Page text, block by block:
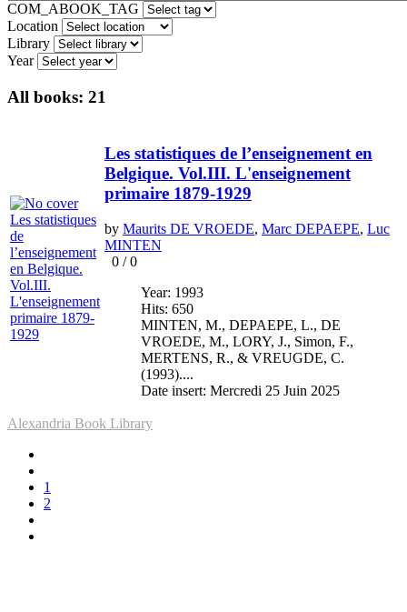
COM_ABOOK_TAG
Location
Library
Year
All books: 21
Les statistiques de l’enseignement en
Belgique. Vol.III. L'enseignement
primaire 1879-1929
by Maurits DE VROEDE, Marc DEPAEPE, Luc
MINTEN
0 /0
Year: 1993
Hits: 650
MINTEN, M., DEPAEPE, L., DE
VROEDE, M., LORY, J., Simon, F.,
MERTENS, R., & VREUGDE, C.
(1993)....
Date insert: Mercredi 25 Juin 2025
Alexandria Book Library
1
2